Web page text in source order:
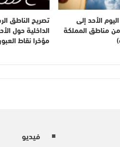
الأحد إلى
من مناطق المملكة
تصريح الناطق
الداخلية حول
مؤخرا نقاط
فيديو